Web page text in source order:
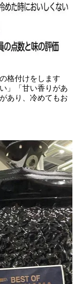
格付けをします
」「甘い香りがあ
あり、冷めてもお